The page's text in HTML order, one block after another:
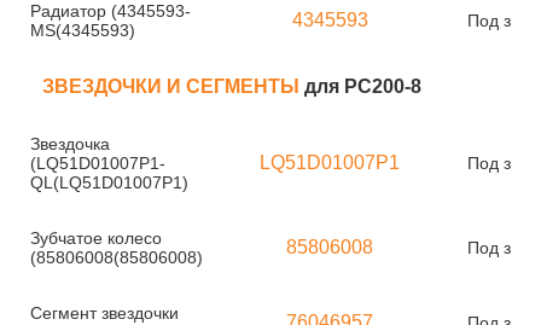
Радиатор (4345593-
MS(4345593)
4345593 Под
ЗВЕЗДОЧКИ И СЕГМЕНТЫ для PC200-8
Звездочка
(LQ51D01007P1-
QL(LQ51D01007P1)
LQ51D01007P1 Под
Зубчатое колесо
(85806008(85806008)
85806008 Под
Сегмент звездочки